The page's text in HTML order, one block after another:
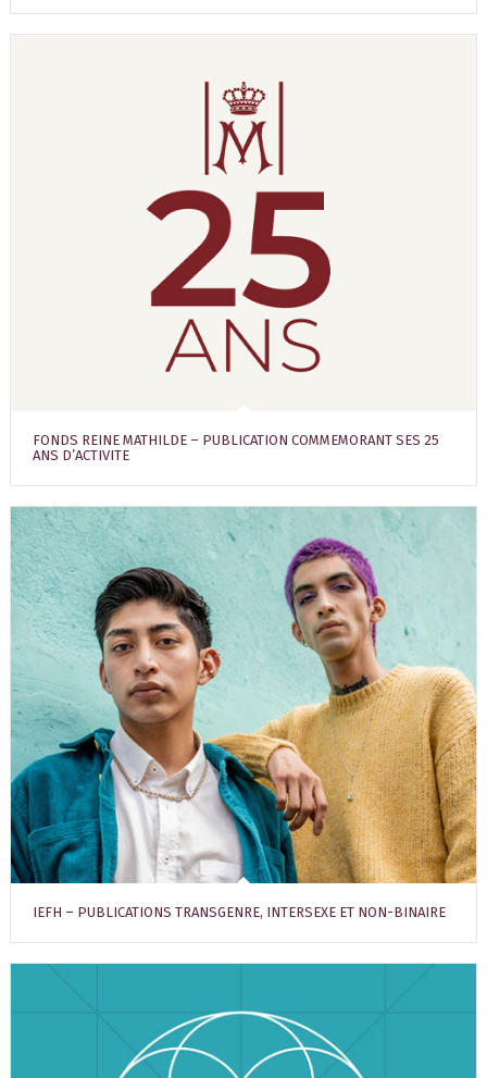
FONDS REINE MATHILDE – PUBLICATION COMMEMORANT SES 25
ANS D’ACTIVITE
IEFH – PUBLICATIONS TRANSGENRE, INTERSEXE ET NON-BINAIRE